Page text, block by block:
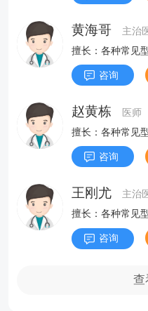
黄海哥
主治
擅长：各种常见
咨询
赵黄栋
医师
擅长：各种常见
咨询
王刚尤
主治
擅长：各种常见
咨询
查